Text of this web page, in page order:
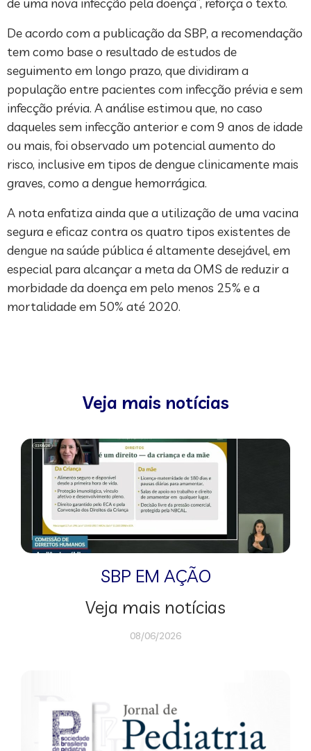
de uma nova infecção pela doença”, reforça o texto.
De acordo com a publicação da SBP, a recomendação
tem como base o resultado de estudos de
seguimento em longo prazo, que dividiram a
população entre pacientes com infecção prévia e sem
infecção prévia. A análise estimou que, no caso
daqueles sem infecção anterior e com 9 anos de idade
ou mais, foi observado um potencial aumento do
risco, inclusive em tipos de dengue clinicamente mais
graves, como a dengue hemorrágica.
A nota enfatiza ainda que a utilização de uma vacina
segura e eficaz contra os quatro tipos existentes de
dengue na saúde pública é altamente desejável, em
especial para alcançar a meta da OMS de reduzir a
morbidade da doença em pelo menos 25% e a
mortalidade em 50% até 2020.
Veja mais notícias
SBP EM AÇÃO
Veja mais notícias
08/06/2026